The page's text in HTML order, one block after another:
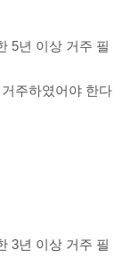
5년 이상 거주 필
주하였어야 한다
3년 이상 거주 필